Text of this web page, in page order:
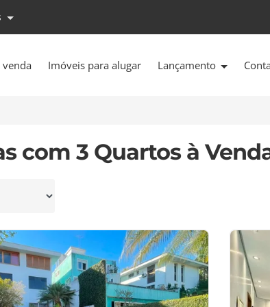
Imóveis para alugar Lançamento
com 3 Quartos à